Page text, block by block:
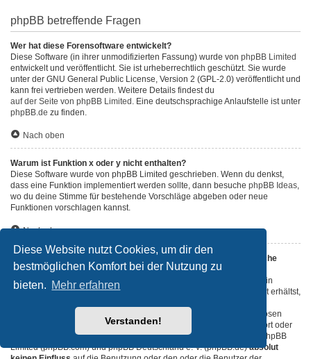
Diese Website nutzt Cookies, um dir den
bestmöglichen Komfort bei der Nutzung zu
bieten. Mehr erfahren
Verstanden!
phpBB betreffende Fragen
Wer hat diese Forensoftware entwickelt?
Diese Software (in ihrer unmodifizierten Fassung) wurde von phpBB Limited
entwickelt und veröffentlicht. Sie ist urheberrechtlich geschützt. Sie wurde
unter der GNU General Public License, Version 2 (GPL-2.0) veröffentlicht und
kann frei vertrieben werden. Weitere Details findest du
auf der Seite von phpBB Limited . Eine deutschsprachige Anlaufstelle ist unter
phpBB.de zu finden.
Nach oben
Warum ist Funktion x oder y nicht enthalten?
Diese Software wurde von phpBB Limited geschrieben. Wenn du denkst,
dass eine Funktion implementiert werden sollte, dann besuche phpBB Ideas,
wo du deine Stimme für bestehende Vorschläge abgeben oder neue
Funktionen vorschlagen kannst.
Nach oben
An wen soll ich mich wenden, falls es Beschwerden oder juristische
Anfragen zu diesem Forum gibt?
Jeder Administrator, der auf der „Das Team“-Seite aufgeführt ist, ist ein
geeigneter Kontakt für deine Beschwerde. Wenn du so keine Antwort erhältst,
durch) oder — falls diese Seite bei einem kostenlosen
Webhoster wie z. B. Yahoo!, free.fr, funpic.de usw. liegt — den Support oder
den Abuse-Kontakt des betreffenden Dienstes. Bitte beachte, dass phpBB
Limited (phpBB.com) und phpBB Deutschland e. V. (phpBB.de)absolut